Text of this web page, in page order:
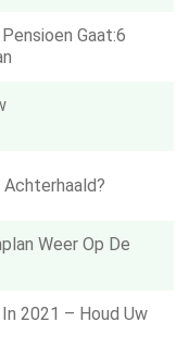
Gaat:6
Achterhaald?
Weer Op De
2021 – Houd Uw